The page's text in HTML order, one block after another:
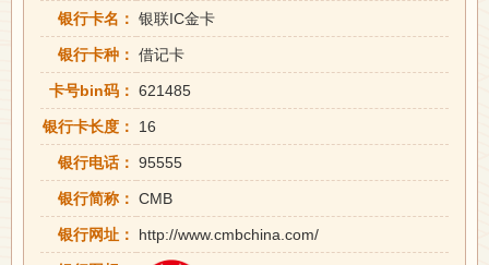
银行卡名： 银联IC金卡
银行卡种： 借记卡
卡号bin码： 621485
银行卡长度： 16
银行电话： 95555
银行简称： CMB
银行网址： http://www.cmbchina.com/